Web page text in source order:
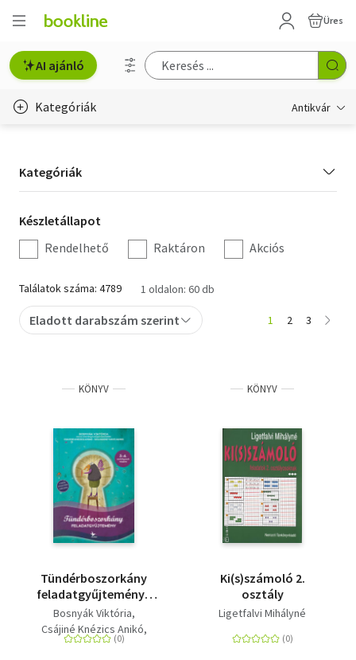
Üres
AI ajánló
Kategóriák Antikvár
Régi képeslap
Életmód, egészség
Erotika
Gyermek- és ifjúsági
Hobbi, szabadidő
Minikönyv
Művészet
Szakkönyv
Tankönyv, segédkönyv
Társadalomtudomány
Kategória
szűrés
Kategóriák
Készletállapot
szűrés
Készletállapot
Rendelhető
Raktáron Akciós
Találatok száma: 4789 1 oldalon: 60 db
Eladott darabszám szerint 1 2 3
KÖNYV
Tündérboszorkány
feladatgyűjtemény -
3-4. osztályosok
részére
Bosnyák Viktória
Csájiné Knézics Anikó
Szilvásinéturzó Ágnes
KÖNYV
Ki(s)számoló 2.
osztály
Ligetfalvi Mihályné